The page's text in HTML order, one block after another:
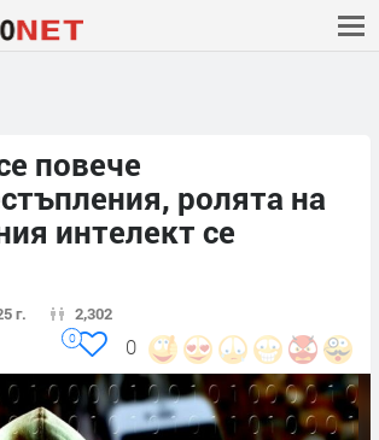
повече
ролята на
интелект се
г. 2,302
0
0